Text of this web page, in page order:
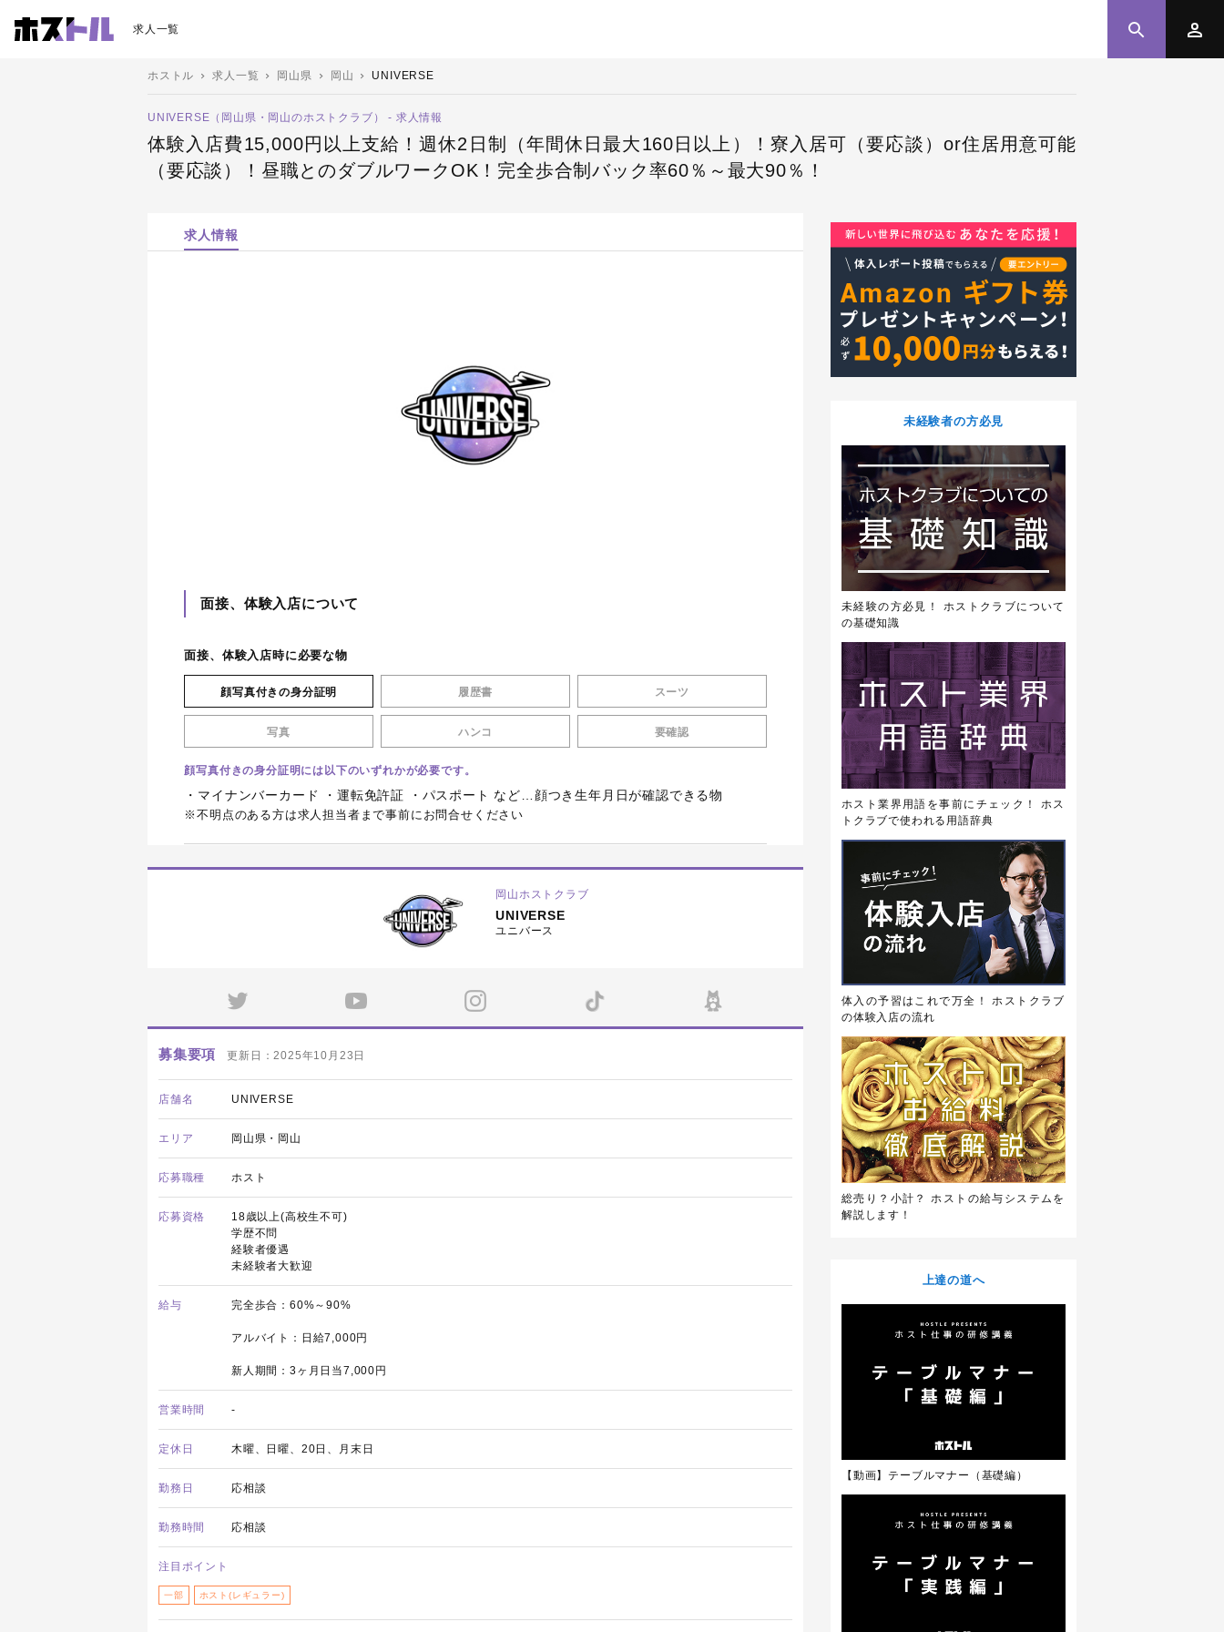
求人一覧
ホストル 求人一覧 岡山県 岡山 UNIVERSE
UNIVERSE（岡山県・岡山のホストクラブ） - 求人情報
体験入店費15,000円以上支給！週休2日制（年間休日最大160日以上）！寮入居可（要応談）or住居用意可能
（要応談）！昼職とのダブルワークOK！完全歩合制バック率60％～最大90％！
求人情報
面接、体験入店について
面接、体験入店時に必要な物
顔写真付きの身分証明 履歴書 スーツ
写真 ハンコ 要確認
顔写真付きの身分証明には以下のいずれかが必要です。
・マイナンバーカード ・運転免許証 ・パスポート など…顔つき生年月日が確認できる物
※不明点のある方は求人担当者まで事前にお問合せください
岡山ホストクラブ
UNIVERSE
ユニバース
募集要項 更新日：2025年10月23日
店舗名 UNIVERSE
エリア 岡山県・岡山
応募職種 ホスト
応募資格
18歳以上(高校生不可)
学歴不問
経験者優遇
未経験者大歓迎
給与 完全歩合：60%～90%
アルバイト：日給7,000円
新人期間：3ヶ月日当7,000円
営業時間 -
定休日 木曜、日曜、20日、月末日
勤務日 応相談
勤務時間 応相談
注目ポイント
一部 ホスト(レギュラー)
未経験者の方必見
未経験の方必見！ ホストクラブについて
の基礎知識
ホスト業界用語を事前にチェック！ ホス
トクラブで使われる用語辞典
体入の予習はこれで万全！ ホストクラブ
の体験入店の流れ
総売り？小計？ ホストの給与システムを
解説します！
上達の道へ
【動画】テーブルマナー（基礎編）